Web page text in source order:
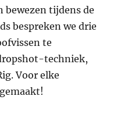
bewezen tijdens de
bespreken we drie
te
techniek,
Voor elke
voor Roofvissers”